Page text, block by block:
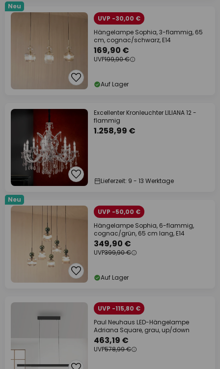
Neu
UVP -30,00 €
Hängelampe Sophia, 3-flammig, 65
cm, cognac/schwarz, E14
169,90 €
UVP199,90 €
Auf Lager
Excellenter Kronleuchter LILIANA 12 -
flammig
1.258,99 €
Lieferzeit: 9 - 13 Werktage
Neu
UVP -50,00 €
Hängelampe Sophia, 6-flammig,
cognac/grün, 65 cm lang, E14
349,90 €
UVP399,90 €
Auf Lager
UVP -115,80 €
Paul Neuhaus LED-Hängelampe
Adriana Square, grau, up/down
463,19 €
UVP578,99 €